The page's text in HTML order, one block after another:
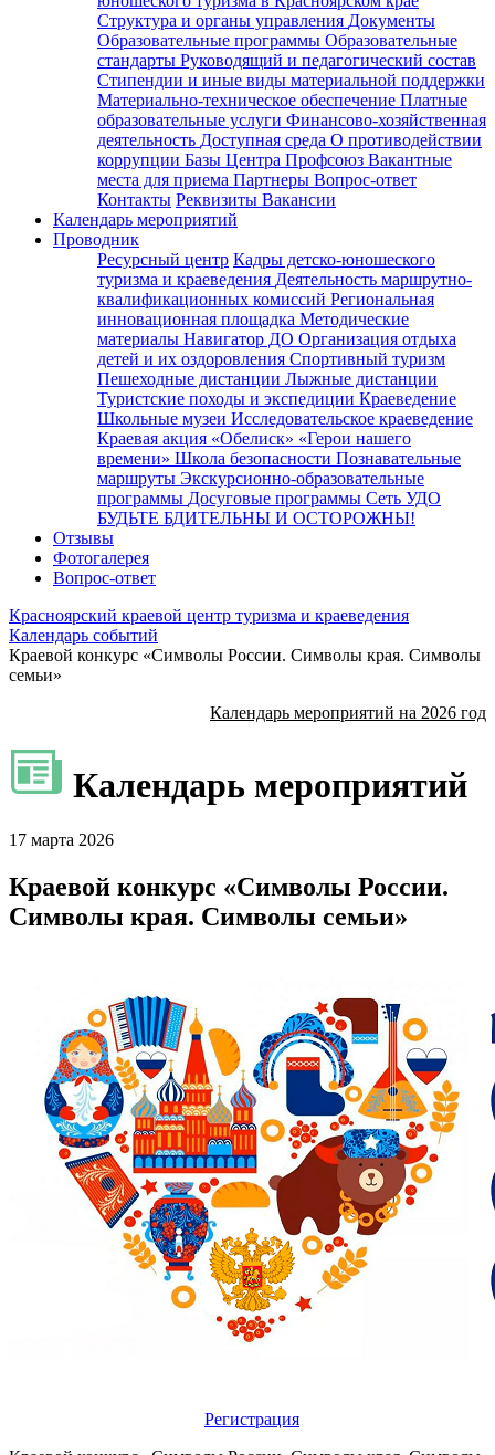
Структура и органы управления Документы
Образовательные программы Образовательные
стандарты Руководящий и педагогический состав
Стипендии и иные виды материальной поддержки
Материально-техническое обеспечение Платные
образовательные услуги Финансово-хозяйственная
деятельность Доступная среда О противодействии
коррупции Базы Центра Профсоюз Вакантные
места для приема Партнеры Вопрос-ответ
Контакты Реквизиты Вакансии
Календарь мероприятий
Проводник
Ресурсный центр Кадры детско-юношеского
туризма и краеведения Деятельность маршрутно-
квалификационных комиссий Региональная
инновационная площадка Методические
материалы Навигатор ДО Организация отдыха
детей и их оздоровления Спортивный туризм
Пешеходные дистанции Лыжные дистанции
Туристские походы и экспедиции Краеведение
Школьные музеи Исследовательское краеведение
Краевая акция «Обелиск» «Герои нашего
времени» Школа безопасности Познавательные
маршруты Экскурсионно-образовательные
программы Досуговые программы Сеть УДО
БУДЬТЕ БДИТЕЛЬНЫ И ОСТОРОЖНЫ!
Отзывы
Фотогалерея
Вопрос-ответ
Красноярский краевой центр туризма и краеведения
Календарь событий
Краевой конкурс «Символы России. Символы края. Символы
семьи»
Календарь мероприятий на 2026 год
Календарь мероприятий
17 марта 2026
Краевой конкурс «Символы России.
Символы края. Символы семьи»
Регистрация